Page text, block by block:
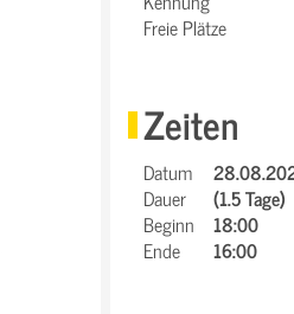
Freie Plätze
Zeiten
Datum
Dauer
(1.5 Tage)
Beginn
18:00
Ende
16:00